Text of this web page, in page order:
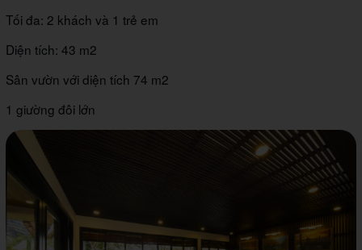
Tối đa: 2 khách và 1 trẻ em
Diện tích: 43 m2
Sân vườn với diện tích 74 m2
1 giường đôi lớn